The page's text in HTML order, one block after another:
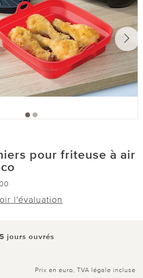
pour friteuse à air
l'évaluation
jours ouvrés
Prix en euro, TVA légale incluse